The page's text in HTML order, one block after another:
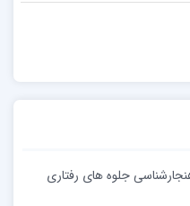
جلوه‌ های رفتاری